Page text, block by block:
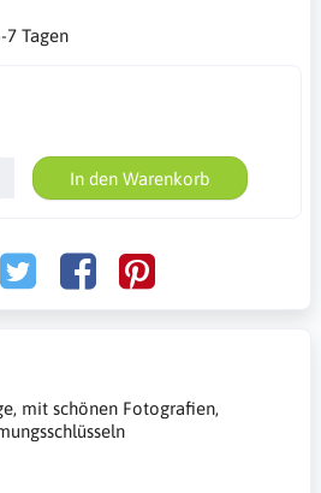
Tagen
In den Warenkorb
mit schönen Fotografien,